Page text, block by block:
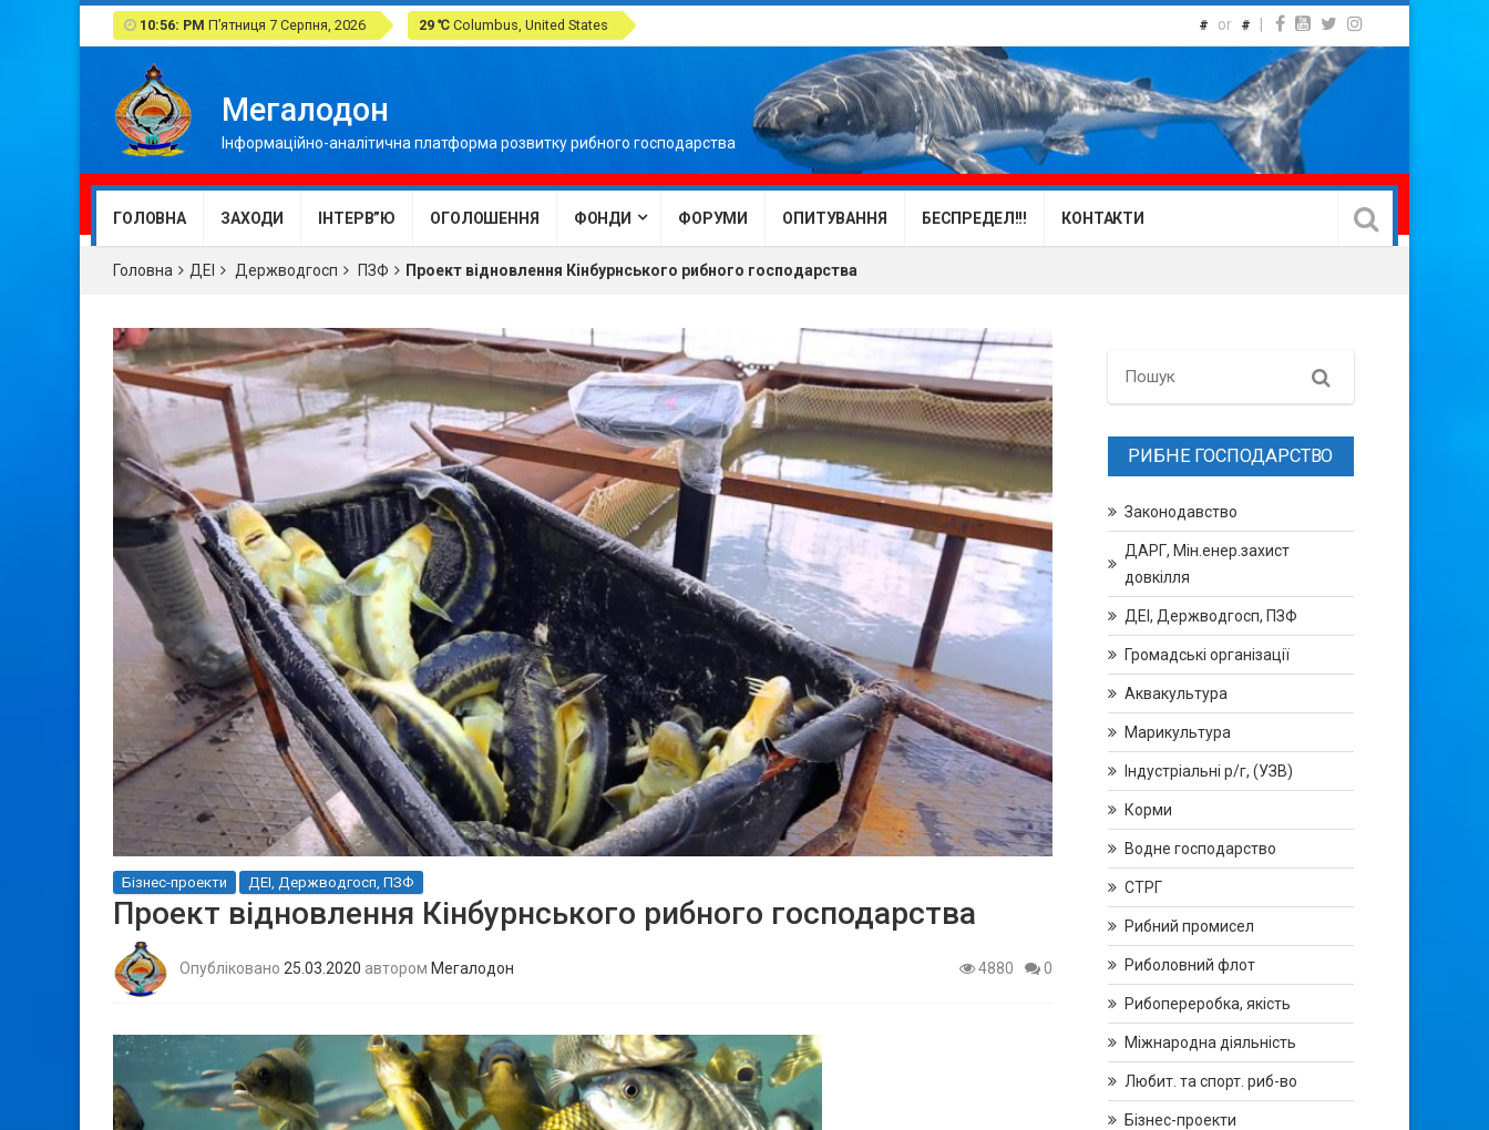
10:56: PM П’ятниця 7 Серпня, 2026 29 ℃ Columbus, United States # or #
Мегалодон
Інформаційно-аналітична платформа розвитку рибного господарства
ГОЛОВНА ЗАХОДИ ІНТЕРВ”Ю ОГОЛОШЕННЯ ФОНДИ ФОРУМИ ОПИТУВАННЯ БЕСПРЕДЕЛ!!! КОНТАКТИ
Головна ДЕІ Держводгосп ПЗФ Проект відновлення Кінбурнського рибного господарства
Бізнес-проекти ДЕІ, Держводгосп, ПЗФ
Проект відновлення Кінбурнського рибного господарства
Опубліковано 25.03.2020 автором Мегалодон 4880 0
Search
РИБНЕ ГОСПОДАРСТВО
Законодавство
ДАРГ, Мін.енер.захист
довкілля
ДЕІ, Держводгосп, ПЗФ
Громадські організації
Аквакультура
Марикультура
Індустріальні р/г, (УЗВ)
Корми
Водне господарство
СТРГ
Рибний промисел
Риболовний флот
Рибопереробка, якість
Міжнародна діяльність
Любит. та спорт. риб-во
Бізнес-проекти